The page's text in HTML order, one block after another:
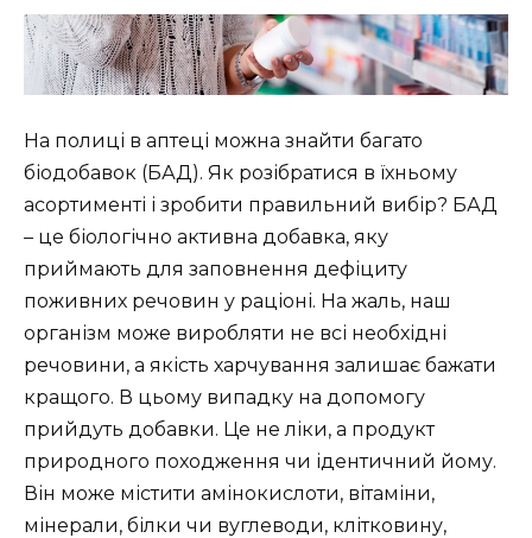
На полиці в аптеці можна знайти багато
біодобавок (БАД). Як розібратися в їхньому
асортименті і зробити правильний вибір? БАД
– це біологічно активна добавка, яку
приймають для заповнення дефіциту
поживних речовин у раціоні. На жаль, наш
організм може виробляти не всі необхідні
речовини, а якість харчування залишає бажати
кращого. В цьому випадку на допомогу
прийдуть добавки. Це не ліки, а продукт
природного походження чи ідентичний йому.
Він може містити амінокислоти, вітаміни,
мінерали, білки чи вуглеводи, клітковину,